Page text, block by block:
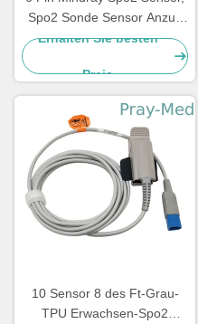
Spo2 Sonde Sensor Anzug
für PM9000 / 8000 Kabel 3m
Erhalten Sie besten
Preis
10 Sensor 8 des Ft-Grau-
TPU Erwachsen-Spo2